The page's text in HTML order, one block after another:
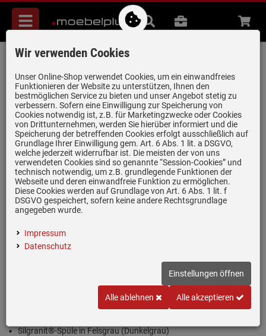
Menü
Suche
B2B Beratung
Blanco Axia III XL 6 S Felsgrau - 523 501
Granitspüle
Artikel-Nummer:19958893 | Herstellernummer: 523501 |
EAN:4020684683333
Einloggen und Bewertung schreiben
Inklusive 5 Jahre Garantie
Silgranit®-Spüle in Felsgrau (Dunkelgrau)
Wir verwenden Cookies
Unser Online-Shop verwendet Cookies, um ein einwandfreies
Funktionieren der Website zu unterstützen, Ihnen den
bestmöglichen Service zu bieten und unser Angebot stetig zu
verbessern. Sofern eine Einwilligung zur Speicherung von
Cookies notwendig ist, z.B. für Marketingzwecke oder Cookies
von Drittunternehmen, werden Sie hierüber informiert und die
Speicherung der betreffenden Cookies erfolgt ausschließlich auf
Grundlage Ihrer Einwilligung gem. Art. 6 Abs. 1 lit. a DSGVO,
welche jederzeit widerrufbar ist. Die meisten der von uns
verwendeten Cookies sind so genannte “Session-Cookies” und
technisch notwendig, um z.B. grundlegende Funktionen der
Webseite und deren einwandfreie Funktion zu ermöglichen.
Diese Cookies werden auf Grundlage von Art. 6 Abs. 1 lit. f
DSGVO gespeichert, sofern keine andere Rechtsgrundlage
angegeben wurde.
Impressum
Datenschutz
Einstellungen öffnen
Alle ablehnen Alle akzeptieren